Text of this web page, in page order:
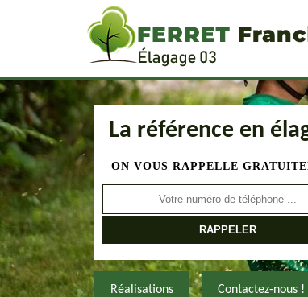
La référence en
ON VOUS RAPPELLE
Réalisations Contactez-nous !